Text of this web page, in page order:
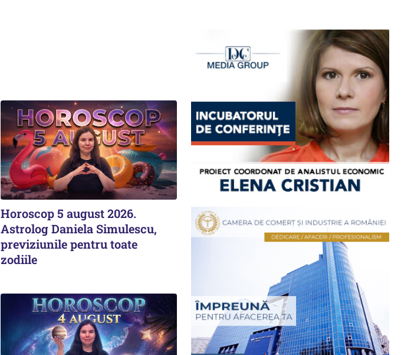
Horoscop 5 august 2026.
Astrolog Daniela Simulescu,
previziunile pentru toate
zodiile